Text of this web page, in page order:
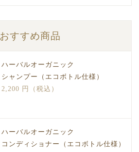
おすすめ商品
ハーバルオーガニック
シャンプー（エコボトル仕様）
2,200 円（税込）
ハーバルオーガニック
コンディショナー（エコボトル仕様）